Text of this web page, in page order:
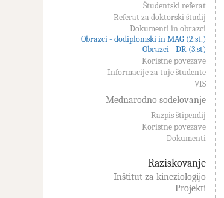
Študentski referat
Referat za doktorski študij
Dokumenti in obrazci
Obrazci - dodiplomski in MAG (2.st.)
Obrazci - DR (3.st)
Koristne povezave
Informacije za tuje študente
VIS
Mednarodno sodelovanje
Razpis štipendij
Koristne povezave
Dokumenti
Raziskovanje
Inštitut za kineziologijo
Projekti